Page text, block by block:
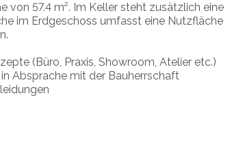
von 57.4 m². Im Keller steht zusätzlich eine
im Erdgeschoss umfasst eine Nutzfläche
(Büro, Praxis, Showroom, Atelier etc.)
Absprache mit der Bauherrschaft